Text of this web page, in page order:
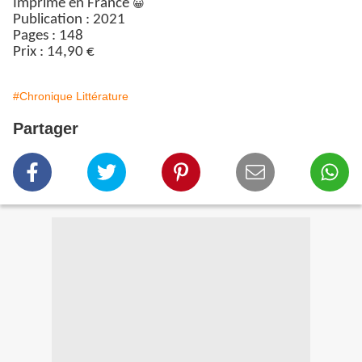
Imprimé en France 😀
Publication : 2021
Pages : 148
Prix : 14,90 €
#Chronique Littérature
Partager